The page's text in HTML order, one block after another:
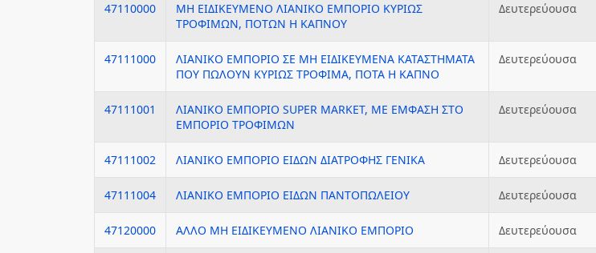
47110000
ΜΗ ΕΙΔΙΚΕΥΜΕΝΟ ΛΙΑΝΙΚΟ ΕΜΠΟΡΙΟ ΚΥΡΙΩΣ
ΤΡΟΦΙΜΩΝ, ΠΟΤΩΝ Η ΚΑΠΝΟΥ
Δευτερεύουσα
47111000
ΛΙΑΝΙΚΟ ΕΜΠΟΡΙΟ ΣΕ ΜΗ ΕΙΔΙΚΕΥΜΕΝΑ ΚΑΤΑΣΤΗΜΑΤΑ
ΠΟΥ ΠΩΛΟΥΝ ΚΥΡΙΩΣ ΤΡΟΦΙΜΑ, ΠΟΤΑ Η ΚΑΠΝΟ
Δευτερεύουσα
47111001
ΛΙΑΝΙΚΟ ΕΜΠΟΡΙΟ SUPER MARKET, ΜΕ ΕΜΦΑΣΗ ΣΤΟ
ΕΜΠΟΡΙΟ ΤΡΟΦΙΜΩΝ
Δευτερεύουσα
47111002 ΛΙΑΝΙΚΟ ΕΜΠΟΡΙΟ ΕΙΔΩΝ ΔΙΑΤΡΟΦΗΣ ΓΕΝΙΚΑ Δευτερεύουσα
47111004 ΛΙΑΝΙΚΟ ΕΜΠΟΡΙΟ ΕΙΔΩΝ ΠΑΝΤΟΠΩΛΕΙΟΥ Δευτερεύουσα
47120000 ΑΛΛΟ ΜΗ ΕΙΔΙΚΕΥΜΕΝΟ ΛΙΑΝΙΚΟ ΕΜΠΟΡΙΟ Δευτερεύουσα